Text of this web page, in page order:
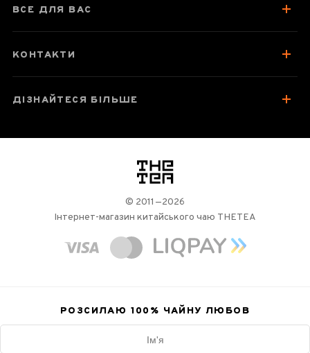
ВСЕ ДЛЯ ВАС
КОНТАКТИ
ДІЗНАЙТЕСЯ БІЛЬШЕ
логотип
© 2011—2026
Інтернет-магазин китайського чаю THETEA
РОЗСИЛАЮ 100% ЧАЙНУ ЛЮБОВ